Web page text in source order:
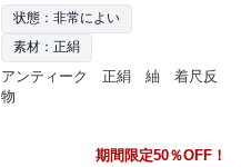
状態：非常によい
素材：正絹
アンティーク 正絹 紬 着尺反
物
期間限定50％OFF！